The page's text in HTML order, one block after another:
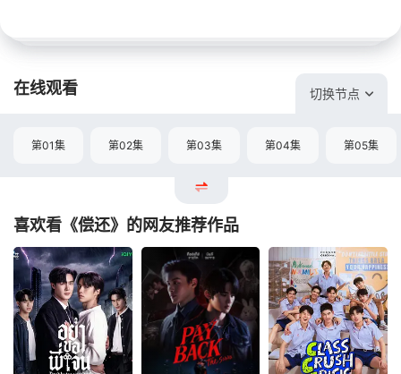
在线观看 切换节点
第01集 第02集 第03集 第04集 第05集
喜欢看《偿还》的网友推荐作品